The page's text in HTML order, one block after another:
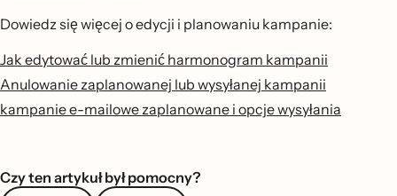
Dowiedz się więcej o edycji i planowaniu kampanie:
Jak edytować lub zmienić harmonogram kampanii
Anulowanie zaplanowanej lub wysyłanej kampanii
kampanie e-mailowe zaplanowane i opcje wysyłania
Czy ten artykuł był pomocny?